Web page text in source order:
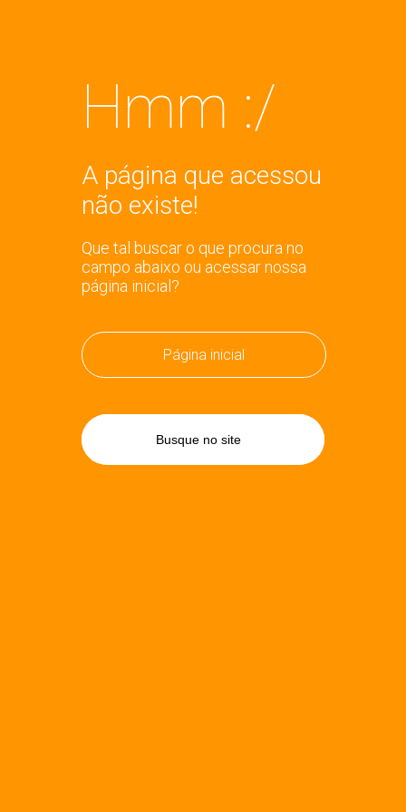
Hmm :/
A página que acessou
não existe!
Que tal buscar o que procura no
campo abaixo ou acessar nossa
página inicial?
Página inicial